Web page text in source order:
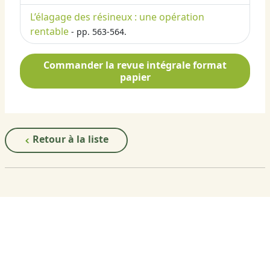
L’élagage des résineux : une opération
rentable - pp. 563-564.
Commander la revue intégrale format
papier
Retour à la liste